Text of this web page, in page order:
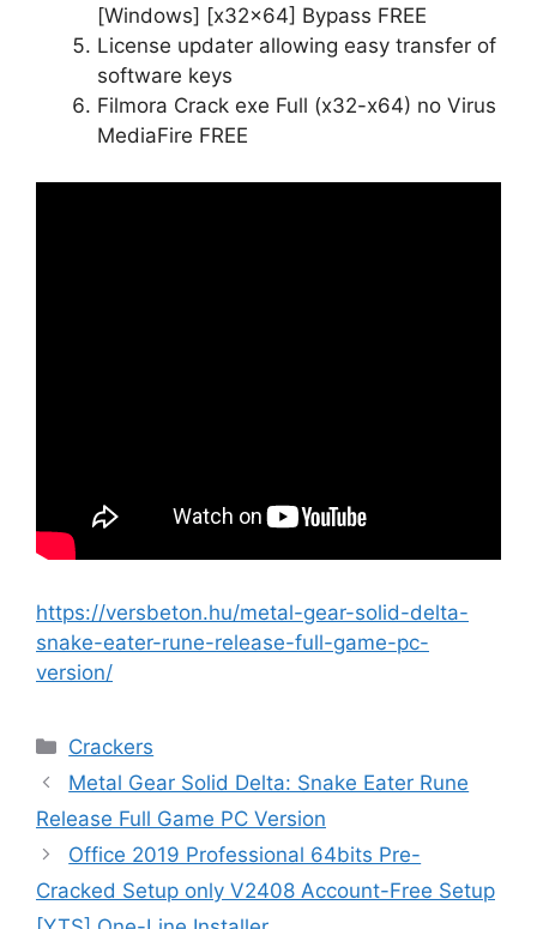
[Windows] [x32x64] Bypass FREE
License updater allowing easy transfer of
software keys
Filmora Crack exe Full (x32-x64) no Virus
MediaFire FREE
https://versbeton.hu/metal-gear-solid-delta-
snake-eater-rune-release-full-game-pc-
version/
Crackers
Metal Gear Solid Delta: Snake Eater Rune
Release Full Game PC Version
Office 2019 Professional 64bits Pre-
Cracked Setup only V2408 Account-Free Setup